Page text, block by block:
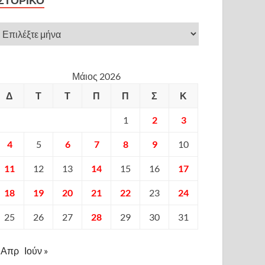
Μάιος 2026
Δ
Τ Τ Π Π Σ Κ
1 2 3
4 5 6 7 8 9 10
11 12 13 14 15 16 17
18 19 20 21 22 23 24
25 26 27 28 29 30 31
Απρ Ιούν »